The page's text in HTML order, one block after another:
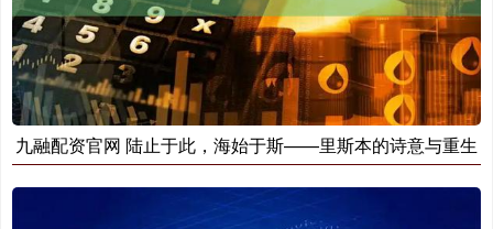
九融配资官网 陆止于此，海始于斯——里斯本的诗意与重生